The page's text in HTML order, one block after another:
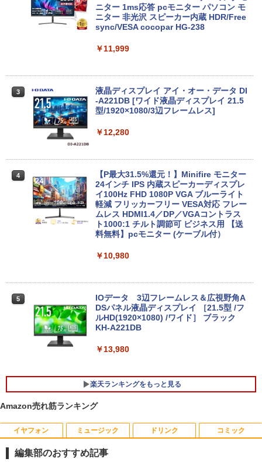
パソコン win11 office付・整備済み品・
メモリ8GB / 高速SSD搭載 / Webカメラ /
HDMI・VGA / WiFi / 超軽量モバイルノー
【全品最大2500円OFFクーポン】【贅沢
な性能を手の届く価格でCorei5 CPU+Off
第7世代 Core i5 メモリ 4GB/8GB/16GB
PC中古ノートパソコン 中古パソコン 15.
6インチ
￥14,800
月間ベストプライス 中古ノートパソコン
B 高速SSD256GB 15.6インチ 事務作業
5510/DX 初期設定済 すぐ使える 90日保
証 送料無料
￥22,480
HD対応WUXGA/ 第8世代CoreM3-8100
Y/ 8GB/ 爆速NVMe 128GB-SSD/ カメラ/
中古ノートパソコン 中古パソコン 中古P
￥20,990
ニター 1ms応答 pcモニター パソコン モ
ニター 非光沢 スピーカー内蔵 HDR/Free
sync/VESA cocopar HG-238
￥11,999
3
液晶ディスプレイ アイ・オー・データ DI
-A221DB [ワイド液晶ディスプレイ 21.5
型/1920×1080/3辺フレームレス]
￥12,280
4
【P最大31.5%還元！】Minifire モニター
24インチ IPS 内蔵スピーカーディスプレ
イ100Hz FHD 1080P VGA ブルーライト
軽減 フリッカーフリー VESA対応 フレー
ムレス HDMI1.4／DP／VGAコントラス
ト1000:1 チルト調節可 ビジネス用 【送
料無料】pcモニター (ケーブル付）
￥10,980
5
IOデータ 3辺フレームレス＆広視野角A
DSパネル液晶ディスプレイ ［21.5型 /フ
ルHD(1920×1080) /ワイド］ ブラック
KH-A221DB
￥13,980
楽天ランキングをもっと見る
1
BARFOUT! SPECIAL EDITION EARLY
AUTUMN 2026 / TIME TRAVEL 岩本 照
（Snow Man） [ ブラウンズブックス ]
Amazon売れ筋ランキング
イヤフォン ミュージック ドリンク コミック
編集部のおすすめ記事